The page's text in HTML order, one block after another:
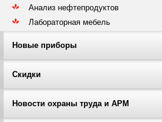
Анализ нефтепродуктов
Лабораторная мебель
Новые приборы
Скидки
Новости охраны труда и АРМ